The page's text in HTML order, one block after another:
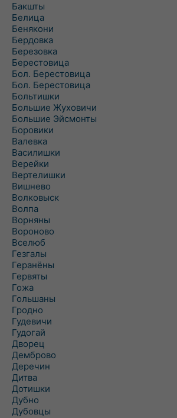
Бакшты
Белица
Бенякони
Бердовка
Березовка
Берестовица
Бол. Берестовица
Бол. Берестовица
Больтишки
Большие Жуховичи
Большие Эйсмонты
Боровики
Валевка
Василишки
Верейки
Вертелишки
Вишнево
Волковыск
Волпа
Ворняны
Вороново
Вселюб
Гезгалы
Геранёны
Гервяты
Гожа
Гольшаны
Гродно
Гудевичи
Гудогай
Дворец
Демброво
Деречин
Дитва
Дотишки
Дубно
Дубовцы